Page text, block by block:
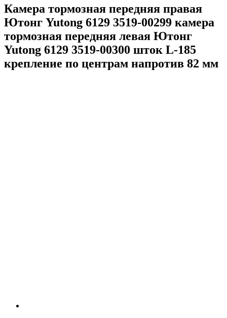
Камера тормозная передняя правая
Ютонг Yutong 6129 3519-00299 камера
тормозная передняя левая Ютонг
Yutong 6129 3519-00300 шток L-185
крепление по центрам напротив 82 мм